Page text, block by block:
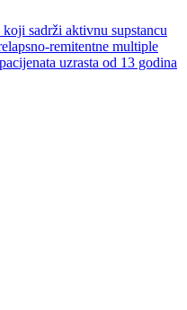
sadrži aktivnu supstancu
remitentne multiple
uzrasta od 13 godina